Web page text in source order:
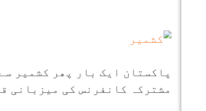
پاکستان ایک بار پھر کشمیر
مشترکہ کانفرنس کی میزبانی